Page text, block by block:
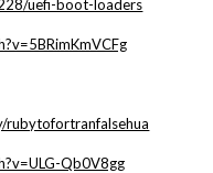
uefi-boot-loaders
rubytofortranfalsehua
Qb0V8gg